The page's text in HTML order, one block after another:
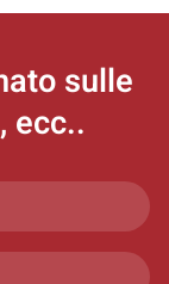
sulle
ecc..